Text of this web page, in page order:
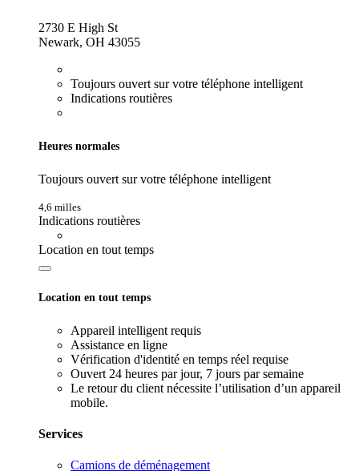
2730 E High St
Newark, OH 43055
Toujours ouvert sur votre téléphone intelligent
Indications routières
Heures normales
Toujours ouvert sur votre téléphone intelligent
4,6 milles
Indications routières
Location en tout temps
Location en tout temps
Appareil intelligent requis
Assistance en ligne
Vérification d'identité en temps réel requise
Ouvert 24 heures par jour, 7 jours par semaine
Le retour du client nécessite l’utilisation d’un appareil
mobile.
Services
Camions de déménagement